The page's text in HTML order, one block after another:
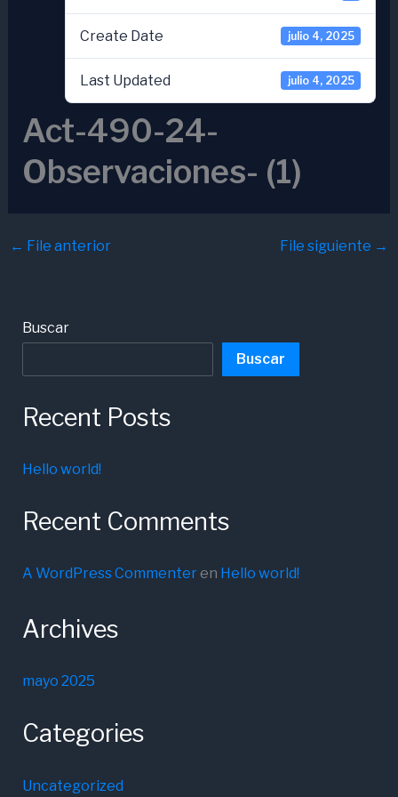
Create Date julio 4, 2025
Last Updated julio 4, 2025
Act-490-24-
Observaciones- (1)
← File anterior File siguiente →
Buscar
Buscar
Recent Posts
Hello world!
Recent Comments
A WordPress Commenteren Hello world!
Archives
mayo 2025
Categories
Uncategorized